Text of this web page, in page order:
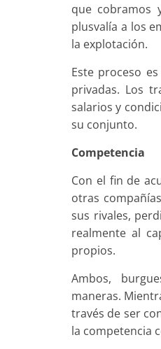
que cobramos
plusvalía a los
la explotación.
Este proceso
privadas. Los
salarios y
su conjunto.
Competencia
Con el fin de
otras
sus rivales,
realmente al
propios.
Ambos,
maneras.
través de ser
la competencia